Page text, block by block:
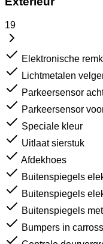
19
Elektronische
Lichtmetalen
Parkeersensor
Parkeersensor
Speciale kleur
Uitlaat sierstuk
Afdekhoes
Buitenspiegels
Buitenspiegels
Buitenspiegels
Bumpers in